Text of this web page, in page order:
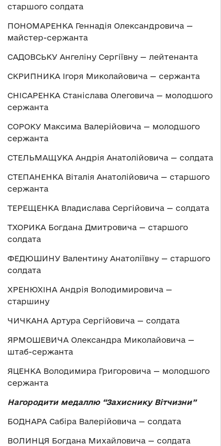
старшого солдата
ПОНОМАРЕНКА Геннадія Олександровича —
майстер-сержанта
САДОВСЬКУ Ангеліну Сергіївну — лейтенанта
СКРИПНИКА Ігоря Миколайовича — сержанта
СНІСАРЕНКА Станіслава Олеговича — молодшого
сержанта
СОРОКУ Максима Валерійовича — молодшого
сержанта
СТЕЛЬМАЩУКА Андрія Анатолійовича — солдата
СТЕПАНЕНКА Віталія Анатолійовича — старшого
сержанта
ТЕРЕЩЕНКА Владислава Сергійовича — солдата
ТХОРИКА Богдана Дмитровича — старшого
солдата
ФЕДЮШИНУ Валентину Анатоліївну — старшого
солдата
ХРЕНЮХІНА Андрія Володимировича —
старшину
ЧИЧКАНА Артура Сергійовича — солдата
ЯРМОШЕВИЧА Олександра Миколайовича —
штаб-сержанта
ЯЦЕНКА Володимира Григоровича — молодшого
сержанта
Нагородити медаллю “Захиснику Вітчизни”
БОДНАРА Сабіра Валерійовича — солдата
ВОЛИНЦЯ Богдана Михайловича — солдата